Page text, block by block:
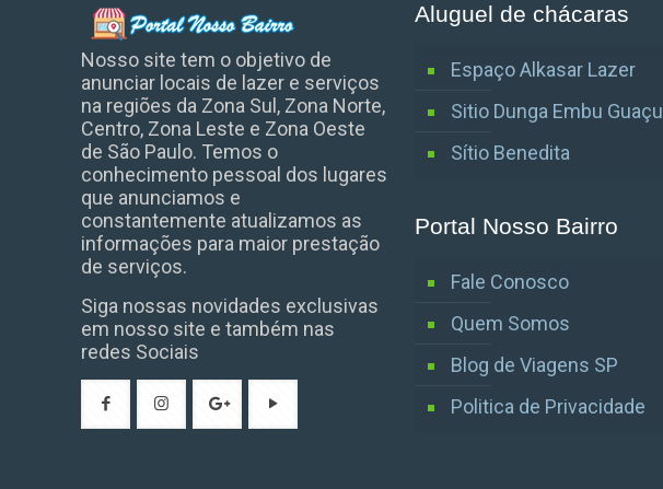
Nosso site tem o objetivo de
anunciar locais de lazer e serviços
na regiões da Zona Sul, Zona Norte,
Centro, Zona Leste e Zona Oeste
de São Paulo. Temos o
conhecimento pessoal dos lugares
que anunciamos e
constantemente atualizamos as
informações para maior prestação
de serviços.
Siga nossas novidades exclusivas
em nosso site e também nas
redes Sociais
Aluguel de chácaras
Espaço Alkasar Lazer
Sitio Dunga Embu Guaçu
Sítio Benedita
Portal Nosso Bairro
Fale Conosco
Quem Somos
Blog de Viagens SP
Politica de Privacidade